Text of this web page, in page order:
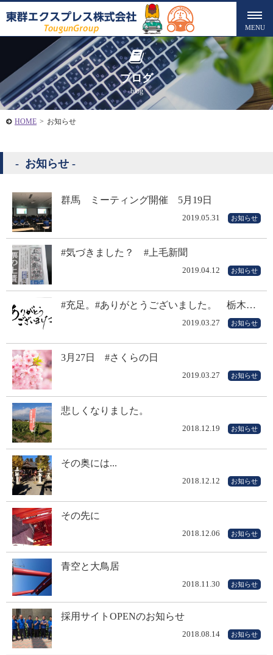
ブログ
blog
HOME > お知らせ
お知らせ
群馬 ミーティング開催 5月19日
2019.05.31 お知らせ
#気づきました？ #上毛新聞
2019.04.12 お知らせ
#充足。#ありがとうございました。 栃木…
2019.03.27 お知らせ
3月27日 #さくらの日
2019.03.27 お知らせ
悲しくなりました。
2018.12.19 お知らせ
その奥には...
2018.12.12 お知らせ
その先に
2018.12.06 お知らせ
青空と大鳥居
2018.11.30 お知らせ
採用サイトOPENのお知らせ
2018.08.14 お知らせ